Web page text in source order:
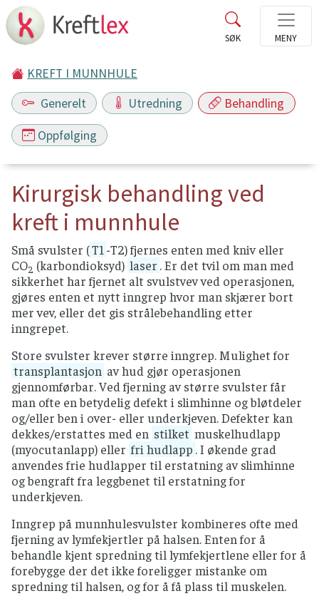
KREFT I MUNNHULE
Generelt
Utredning Behandling
Oppfølging
Kirurgisk behandling ved
kreft i munnhule
Små svulster (T1 -T2) fjernes enten med kniv eller
CO2 (karbondioksyd) laser . Er det tvil om man med
sikkerhet har fjernet alt svulstvev ved operasjonen,
gjøres enten et nytt inngrep hvor man skjærer bort
mer vev, eller det gis strålebehandling etter
inngrepet.
Store svulster krever større inngrep. Mulighet for
transplantasjon av hud gjør operasjonen
gjennomførbar. Ved fjerning av større svulster får
man ofte en betydelig defekt i slimhinne og bløtdeler
og/eller ben i over- eller underkjeven. Defekter kan
dekkes/erstattes med en stilket muskelhudlapp
(myocutanlapp) eller fri hudlapp . I økende grad
anvendes frie hudlapper til erstatning av slimhinne
og bengraft fra leggbenet til erstatning for
underkjeven.
Inngrep på munnhulesvulster kombineres ofte med
fjerning av lymfekjertler på halsen. Enten for å
behandle kjent spredning til lymfekjertlene eller for å
forebygge der det ikke foreligger mistanke om
spredning til halsen, og for å få plass til muskelen.